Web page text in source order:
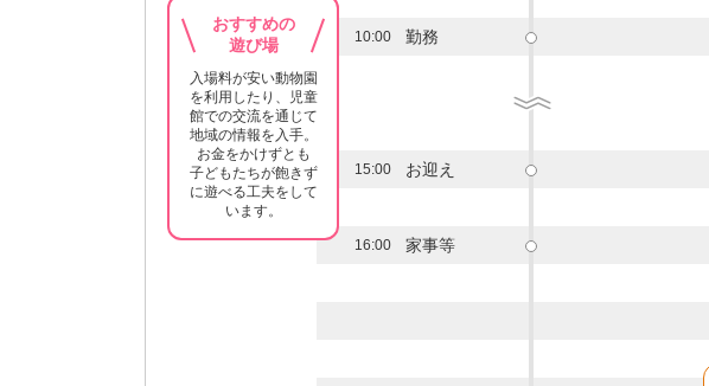
おすすめの
遊び場
入場料が安い動物園
を利用したり、児童
館での交流を通じて
地域の情報を入手。
お金をかけずとも
子どもたちが飽きず
に遊べる工夫をして
います。
10:00 勤務
15:00 お迎え
16:00 家事等